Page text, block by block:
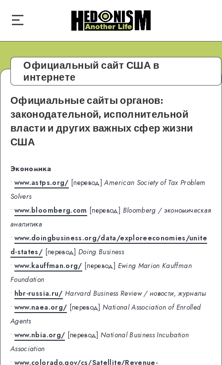
Официальный сайт США в
интернете
Официальные сайты органов:
законодательной, исполнительной
власти и других важных сфер жизни
США
Экономика
• www.astps.org/ [перевод] American Society of Tax Problem
Solvers
• www.bloomberg.com [перевод] Bloomberg / экономическая
аналитика
• www.doingbusiness.org/data/exploreeconomies/unite
d-states/ [перевод] Doing Business
• www.kauffman.org/ [перевод] Ewing Marion Kauffman
Foundation
• hbr-russia.ru/ Harvard Business Review / новости, журналы
• www.naea.org/ [перевод] National Association of Enrolled
Agents
• www.nbia.org/ [перевод] National Business Incubation
Association
• www.colorado.gov/cs/Satellite/Revenue-